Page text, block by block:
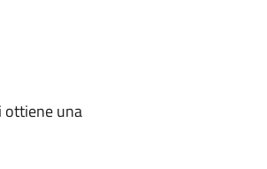
ottiene una